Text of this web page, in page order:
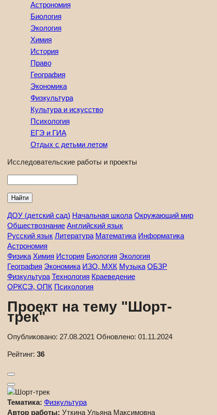
Астрономия
Биология
Экология
Химия
История
Право
География
Экономика
Физкультура
Культура и искусство
Психология
ЕГЭ и ГИА
Отдых с детьми летом
Исследовательские работы и проекты
ДОУ (детский сад) Начальная школа Окружающий мир
Обществознание Английский язык
Русский язык Литература Математика Информатика
Астрономия
Физика Химия История Биология Экология
География Экономика ИЗО, МХК Музыка ОБЗР
Физкультура Технология Краеведение
ОРКСЭ, ОПК Психология
Проект на тему "Шорт-
трек"
Опубликовано: 27.08.2021 Обновлено: 01.11.2024
Рейтинг: 36
Тематика: Физкультура
Автор работы: Уткина Ульяна Максимовна